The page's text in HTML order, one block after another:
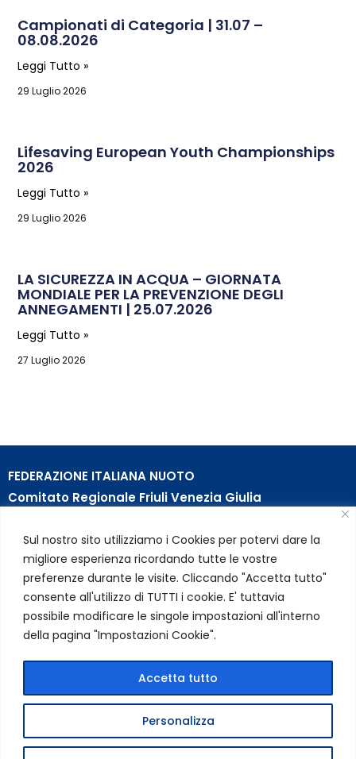
Sul nostro sito utilizziamo i Cookies per potervi dare la
migliore esperienza ricordando tutte le vostre
preferenze durante le visite. Cliccando "Accetta tutto"
consente all'utilizzo di TUTTI i cookie. E' tuttavia
possibile modificare le singole impostazioni all'interno
della pagina "Impostazioni Cookie".
Personalizza
Accetta tutto
Campionati di Categoria | 31.07 –
08.08.2026
Leggi Tutto »
29 Luglio 2026
Lifesaving European Youth Championships
2026
Leggi Tutto »
29 Luglio 2026
LA SICUREZZA IN ACQUA – GIORNATA
MONDIALE PER LA PREVENZIONE DEGLI
ANNEGAMENTI | 25.07.2026
Leggi Tutto »
27 Luglio 2026
FEDERAZIONE ITALIANA NUOTO
Comitato Regionale Friuli Venezia Giulia
Trieste (TS)
Partita Iva 01384031009
Codice Fiscale 05284670584
Codice SDI USAL8PV – Rif. Amm. TC025
LINK UTILI
Privacy Policy
FIN Comitato Regionale FVG © 2026 | Tutti i diritti riservati